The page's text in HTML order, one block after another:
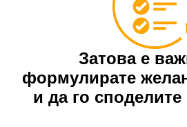
Затова е
формулирате
и да го споделите